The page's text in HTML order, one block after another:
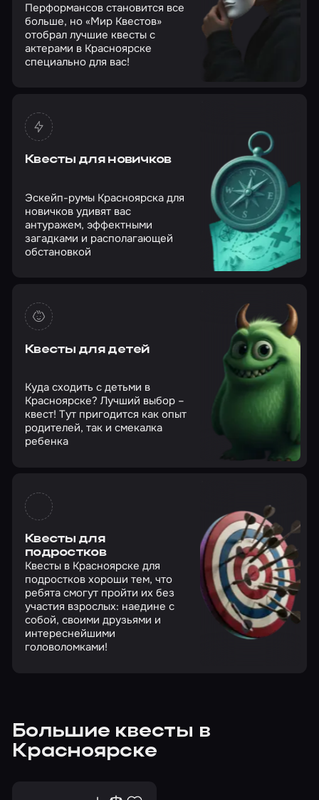
Перформансов становится все
больше, но «Мир Квестов»
отобрал лучшие квесты с
актерами в Красноярске
специально для вас!
Квесты для новичков
Эскейп-румы Красноярска для
новичков удивят вас
антуражем, эффектными
загадками и располагающей
обстановкой
Квесты для детей
Куда сходить с детьми в
Красноярске? Лучший выбор –
квест! Тут пригодится как опыт
родителей, так и смекалка
ребенка
Квесты для
подростков
Квесты в Красноярске для
подростков хороши тем, что
ребята смогут пройти их без
участия взрослых: наедине с
собой, своими друзьями и
интереснейшими
головоломками!
Большие квесты в
Красноярске